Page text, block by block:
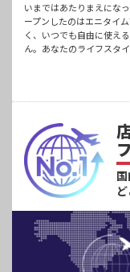
いまではあたりまえにな
ープンしたのはエニタイ
く、いつでも自由に使え
ん。あなたのライフスタ